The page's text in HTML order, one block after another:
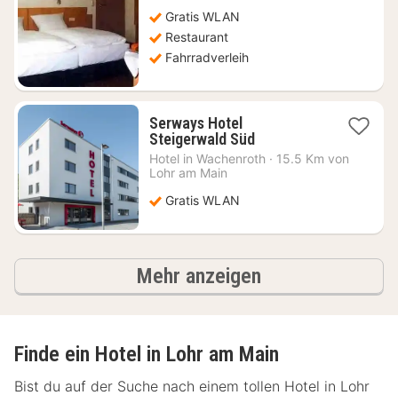
Gratis WLAN
Restaurant
Fahrradverleih
Serways Hotel
Steigerwald Süd1
Nacht
Hotel in Wachenroth · 15.5 Km von
Lohr am Main
Gratis WLAN
Mehr anzeigen
Finde ein Hotel in Lohr am Main
Bist du auf der Suche nach einem tollen Hotel in Lohr